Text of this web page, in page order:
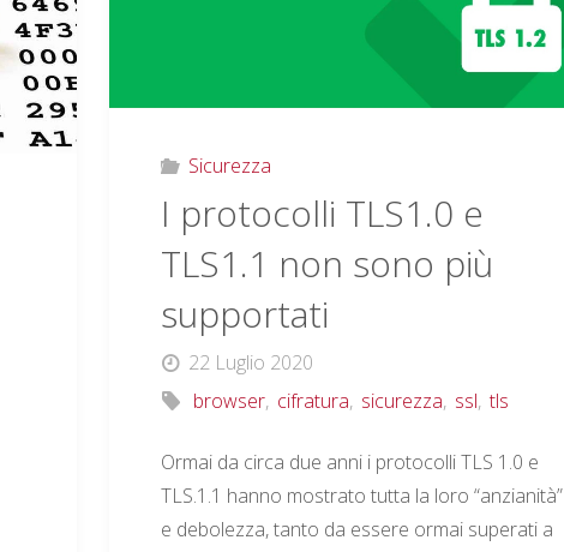
Sicurezza
I protocolli TLS1.0 e
TLS1.1 non sono più
supportati
22 Luglio 2020
browser, cifratura, sicurezza, ssl, tls
Ormai da circa due anni i protocolli TLS 1.0 e
TLS.1.1 hanno mostrato tutta la loro “anzianità”
e debolezza, tanto da essere ormai superati a